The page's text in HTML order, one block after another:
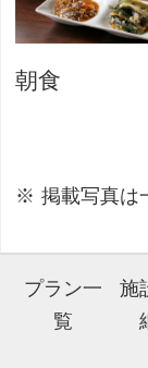
朝食
掲載写真は
プラン一
覧
施